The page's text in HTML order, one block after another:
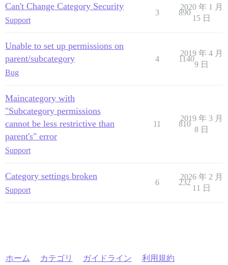
Can't Change Category Security
Support
3 890
2020 年 1 月
15 日
Unable to set up permissions on
parent/subcategory
Bug
4 1140
2019 年 4 月
9 日
Maincategory with
"Subcategory permissions
cannot be less restrictive than
parent's" error
Support
11 810
2019 年 3 月
8 日
Category settings broken
Support
6 232
2026 年 2 月
11 日
ホーム カテゴリ ガイドライン 利用規約